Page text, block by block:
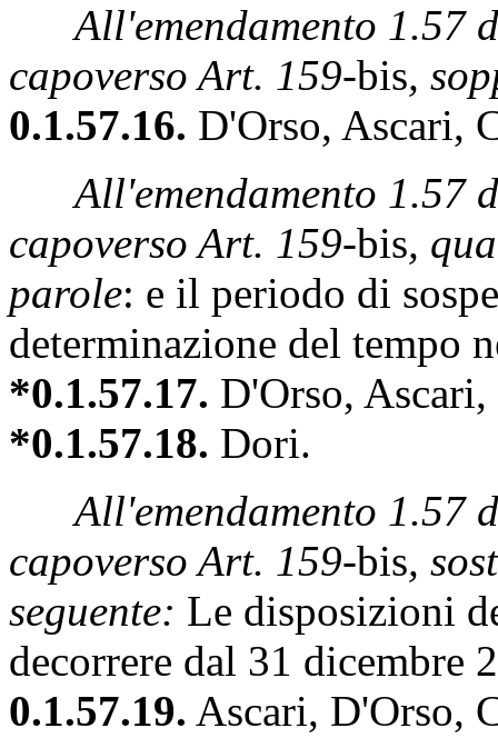
All'emendamento 1.57
capoverso Art. 159-bis,
0.1.57.16. D'Orso, Ascari,
All'emendamento 1.57
capoverso Art. 159-bis,
parole: e il periodo di
determinazione del tempo
*0.1.57.17. D'Orso,
*0.1.57.18. Dori.
All'emendamento 1.57
capoverso Art. 159-bis,
seguente: Le disposizioni
decorrere dal 31 dicembre
0.1.57.19. Ascari, D'Orso,